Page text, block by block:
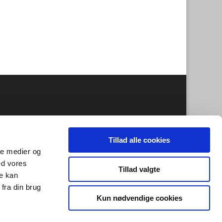
medier og
vores
kan
din brug
Tillad alle cookies
Tillad valgte
Kun nødvendige cookies